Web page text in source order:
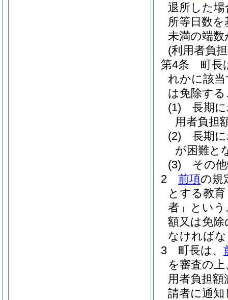
退所した
所等日数
未満の端
(利用者負
第4条
町長
れかに該
は免除す
(1)
長期
用者負担
(2)
長期
が困難と
(3)
その
2
前項の規
とする教
者」という
額又は免
なければ
3
町長は、
を審査の
用者負担額
請者に通